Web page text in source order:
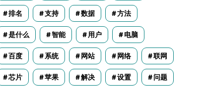
排名 支持 数据 方法
是什么 智能 用户 电脑
百度 系统 网站 网络 联网
芯片 苹果 解决 设置 问题